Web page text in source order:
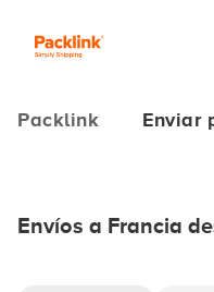
Packlink Enviar
Envíos a Francia